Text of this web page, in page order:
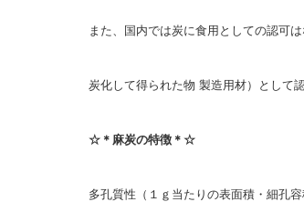
また、国内では炭に食用としての認可
炭化して得られた物 製造用材）として
☆＊麻炭の特徴＊☆
多孔質性（１ｇ当たりの表面積・細孔